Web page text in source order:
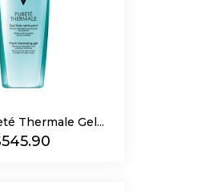
Thermale Gel...